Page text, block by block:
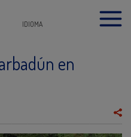
IDIOMA
en